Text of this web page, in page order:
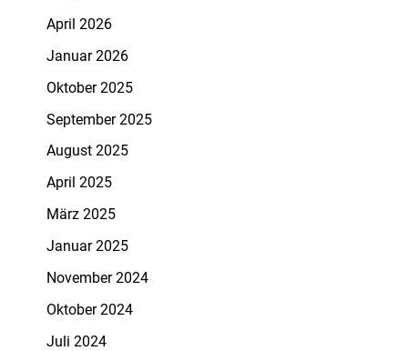
April 2026
Januar 2026
Oktober 2025
September 2025
August 2025
April 2025
März 2025
Januar 2025
November 2024
Oktober 2024
Juli 2024